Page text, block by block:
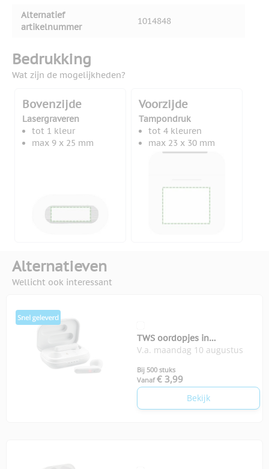
Alternatief
artikelnummer
1014848
Bedrukking
Wat zijn de mogelijkheden?
Bovenzijde
Lasergraveren
tot 1 kleur
max 9 x 25 mm
Voorzijde
Tampondruk
tot 4 kleuren
max 23 x 30 mm
Alternatieven
Wellicht ook interessant
TWS oordopjes in
oplaadcassette Blues
V.a. maandag 10 augustus
Bij 500 stuks
Vanaf € 3,99
Bekijk